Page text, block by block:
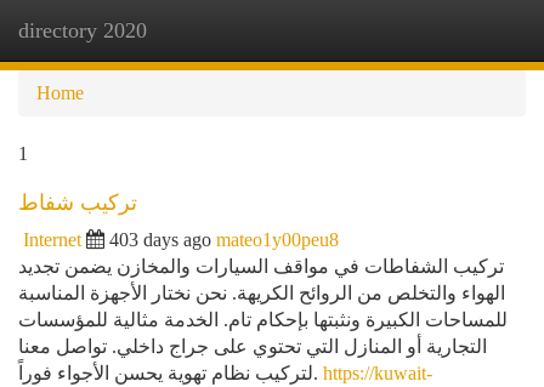
directory 2020
Home
1
تركيب شفاط
Internet 403 days ago mateo1y00peu8
تركيب الشفاطات في مواقف السيارات والمخازن يضمن تجديد
الهواء والتخلص من الروائح الكريهة. نحن نختار الأجهزة المناسبة
للمساحات الكبيرة ونثبتها بإحكام تام. الخدمة مثالية للمؤسسات
التجارية أو المنازل التي تحتوي على جراج داخلي. تواصل معنا
لتركيب نظام تهوية يحسن الأجواء فوراً. https://kuwait-